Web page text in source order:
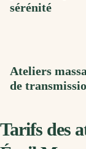
sérénité
Ateliers
de
Tarifs des